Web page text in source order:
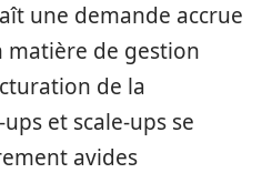
une demande accrue
matière de gestion
de la
et scale-ups se
avides